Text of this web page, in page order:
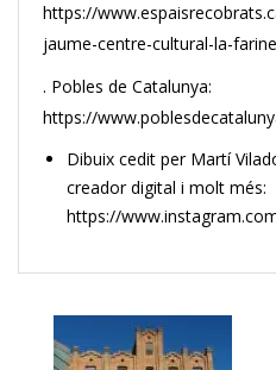
https://
jaume-centre-cultural-la-
. Pobles de Catalunya:
https://
Dibuix cedit per Martí
creador digital i molt més:
https://